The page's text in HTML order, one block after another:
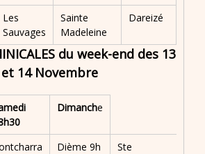
Les
Sauvages
Sainte
Madeleine
Dareizé
du week-end des 13
et 14 Novembre
Dimanche
Dième 9h
Ste